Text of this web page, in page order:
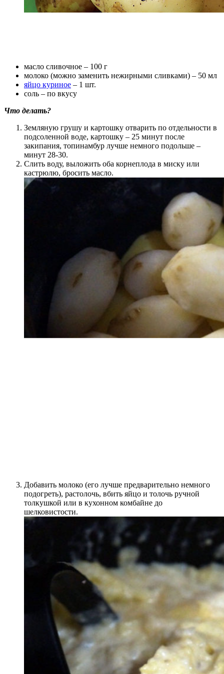
масло сливочное – 100 г
молоко (можно заменить нежирными сливками) – 50 мл
яйцо куриное – 1 шт.
соль – по вкусу
Что делать?
Земляную грушу и картошку отварить по отдельности в
подсоленной воде, картошку – 25 минут после
закипания, топинамбур лучше немного подольше –
минут 28-30.
Слить воду, выложить оба корнеплода в миску или
кастрюлю, бросить масло.
Добавить молоко (его лучше предварительно немного
подогреть), растолочь, вбить яйцо и толочь ручной
толкушкой или в кухонном комбайне до
шелковистости.